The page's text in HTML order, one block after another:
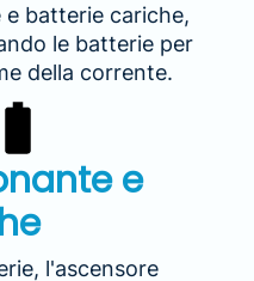
batterie cariche,
le batterie per
della corrente.
e
l'ascensore